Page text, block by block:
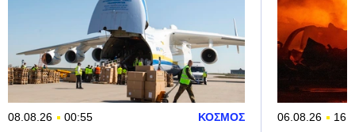
08.08.26 00:55 ΚΟΣΜΟΣ 06.08.26